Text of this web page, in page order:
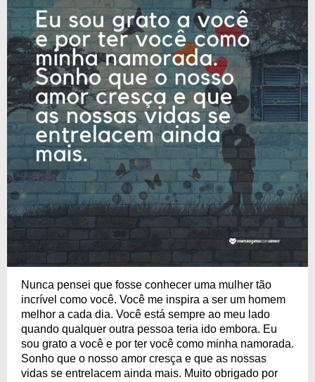
Nunca pensei que fosse conhecer uma mulher tão
incrível como você. Você me inspira a ser um homem
melhor a cada dia. Você está sempre ao meu lado
quando qualquer outra pessoa teria ido embora. Eu
sou grato a você e por ter você como minha namorada.
Sonho que o nosso amor cresça e que as nossas
vidas se entrelacem ainda mais. Muito obrigado por